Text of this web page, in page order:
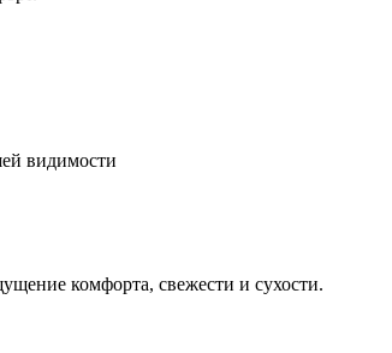
видимости
комфорта, свежести и сухости.